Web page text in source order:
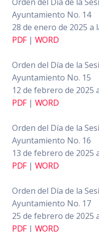
Ayuntamiento No. 14
28 de enero de 2025 a
PDF| WORD
Orden del Día de la
Ayuntamiento No. 15
12 de febrero de 2025
PDF| WORD
Orden del Día de la
Ayuntamiento No. 16
13 de febrero de 2025
PDF| WORD
Orden del Día de la
Ayuntamiento No. 17
25 de febrero de 2025
PDF| WORD